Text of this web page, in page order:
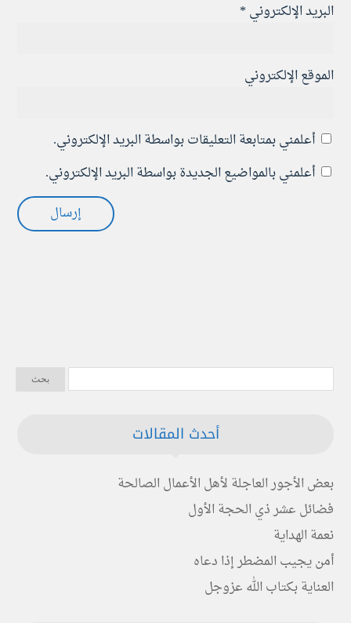
البريد الإلكتروني *
الموقع الإلكتروني
أعلمني بمتابعة التعليقات بواسطة البريد الإلكتروني.
أعلمني بالمواضيع الجديدة بواسطة البريد الإلكتروني.
أحدث المقالات
بعض الأجور العاجلة لأهل الأعمال الصالحة
فضائل عشر ذي الحجة الأول
نعمة الهداية
أمن يجيب المضطر إذا دعاه
العناية بكتاب الله عزوجل